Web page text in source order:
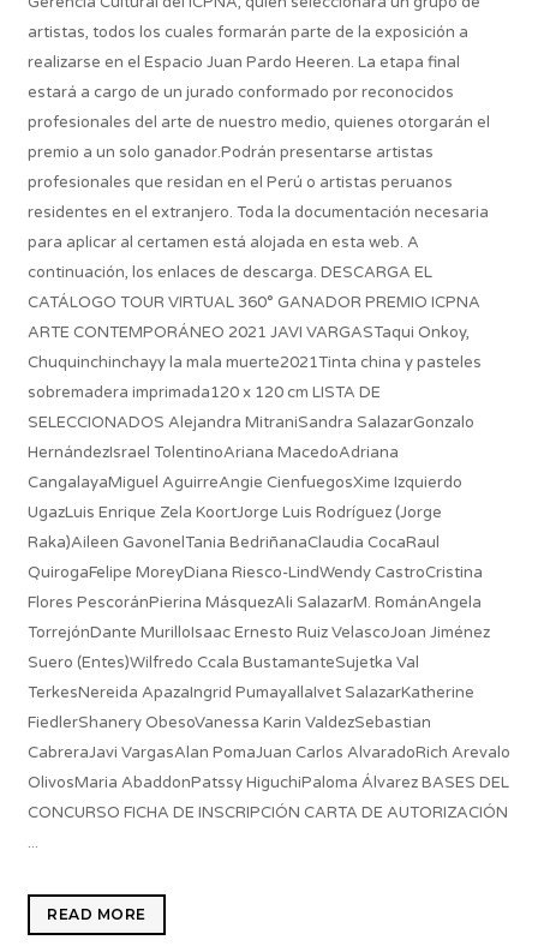
artistas, todos los cuales formarán parte de la exposición a
realizarse en el Espacio Juan Pardo Heeren. La etapa final
estará a cargo de un jurado conformado por reconocidos
profesionales del arte de nuestro medio, quienes otorgarán el
premio a un solo ganador.Podrán presentarse artistas
profesionales que residan en el Perú o artistas peruanos
residentes en el extranjero. Toda la documentación necesaria
para aplicar al certamen está alojada en esta web. A
continuación, los enlaces de descarga. DESCARGA EL
CATÁLOGO TOUR VIRTUAL 360° GANADOR PREMIO ICPNA
ARTE CONTEMPORÁNEO 2021 JAVI VARGASTaqui Onkoy,
Chuquinchinchayy la mala muerte2021Tinta china y pasteles
sobremadera imprimada120 x 120 cm LISTA DE
SELECCIONADOS Alejandra MitraniSandra SalazarGonzalo
HernándezIsrael TolentinoAriana MacedoAdriana
CangalayaMiguel AguirreAngie CienfuegosXime Izquierdo
UgazLuis Enrique Zela KoortJorge Luis Rodríguez (Jorge
Raka)Aileen GavonelTania BedriñanaClaudia CocaRaul
QuirogaFelipe MoreyDiana Riesco-LindWendy CastroCristina
Flores PescoránPierina MásquezAli SalazarM. RománAngela
TorrejónDante MurilloIsaac Ernesto Ruiz VelascoJoan Jiménez
Suero (Entes)Wilfredo Ccala BustamanteSujetka Val
TerkesNereida ApazaIngrid PumayallaIvet SalazarKatherine
FiedlerShanery ObesoVanessa Karin ValdezSebastian
CabreraJavi VargasAlan PomaJuan Carlos AlvaradoRich Arevalo
OlivosMaria AbaddonPatssy HiguchiPaloma Álvarez BASES DEL
CONCURSO FICHA DE INSCRIPCIÓN CARTA DE AUTORIZACIÓN
...
READ MORE